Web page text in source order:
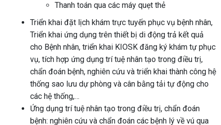
Thanh toán qua các máy quẹt thẻ
Triển khai đặt lịch khám trực tuyến phục vụ bệnh nhân,
Triển khai ứng dụng trên thiết bị di động trả kết quả
cho Bệnh nhân, triển khai KIOSK đăng ký khám tự phục
vụ, tích hợp ứng dụng trí tuệ nhân tạo trong điều trị,
chẩn đoán bệnh, nghiên cứu và triển khai thành công hệ
thống sao lưu dự phòng và cân bằng tải tự động cho
các hệ thống,…
Ứng dụng trí tuệ nhân tạo trong điều trị, chẩn đoán
bệnh: nghiên cứu và chẩn đoán các bệnh lý về vú qua